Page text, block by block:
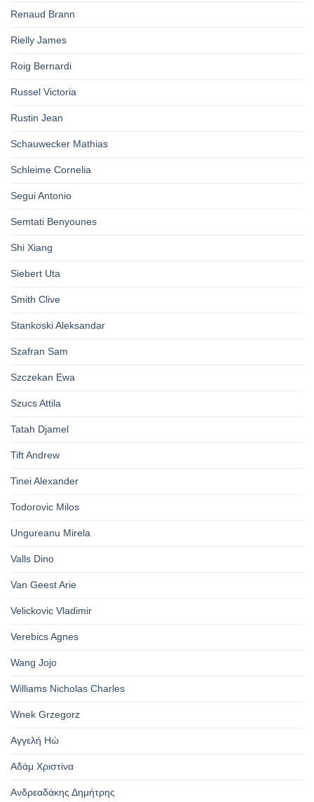
Renaud Brann
Rielly James
Roig Bernardi
Russel Victoria
Rustin Jean
Schauwecker Mathias
Schleime Cornelia
Segui Antonio
Semtati Benyounes
Shi Xiang
Siebert Uta
Smith Clive
Stankoski Aleksandar
Szafran Sam
Szczekan Ewa
Szucs Attila
Tatah Djamel
Tift Andrew
Tinei Alexander
Todorovic Milos
Ungureanu Mirela
Valls Dino
Van Geest Arie
Velickovic Vladimir
Verebics Agnes
Wang Jojo
Williams Nicholas Charles
Wnek Grzegorz
Αγγελή Ηώ
Αδάμ Χριστίνα
Ανδρεαδάκης Δημήτρης